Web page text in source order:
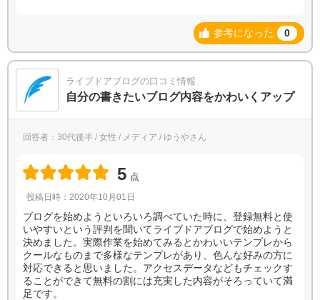
参考になった 0
ライブドアブログの口コミ情報
自分の書きたいブログ内容をかわいくアップ
回答者：30代後半 / 女性 / メディア / ゆうやさん
5 点
投稿日時：2020年10月01日
ブログを始めようといろいろ調べていた時に、登録無料と使
いやすいという評判を聞いてライブドアブログで始めようと
決めました。実際作業を始めてみるとかわいいテンプレから
クールなものまで多様なテンプレがあり、色んな好みの方に
対応できると思いました。アクセスデータなどもチェックす
ることができて無料の割には充実した内容がそろっていて満
足です。